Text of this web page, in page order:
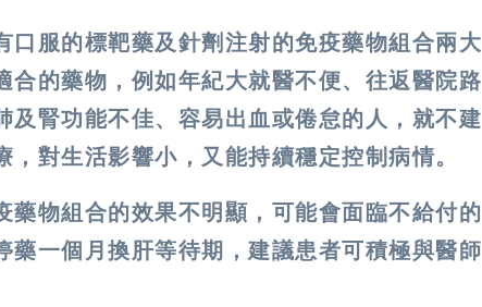
服的標靶藥及針劑注射的免疫藥物組合兩大
的藥物，例如年紀大就醫不便、往返醫院路
腎功能不佳、容易出血或倦怠的人，就不建
對生活影響小，又能持續穩定控制病情。
物組合的效果不明顯，可能會面臨不給付的
一個月換肝等待期，建議患者可積極與醫師